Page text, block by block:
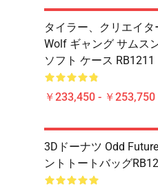
タイラー、クリエイタ
Wolf ギャング サムス
ソフト ケース RB1211
￥233,450 - ￥253,750
3Dドーナツ Odd
ントトートバッグ